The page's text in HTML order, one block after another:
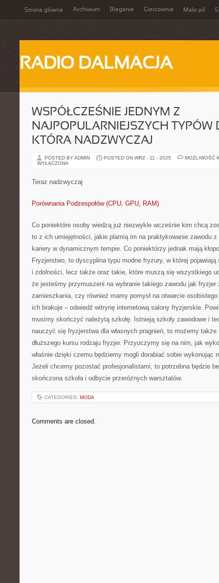
Strona główna Archiwum Bieganie Giercownia Mało pił
RADIO DALMACJA
WSPÓŁCZEŚNIE JEDNYM Z
NAJPOPULARNIEJSZYCH TYPÓW
KTÓRA NADZWYCZAJ
POSTED BY ADMIN POSTED ON WRZ - 11 - 2025
MOŻLIWOŚĆ
WYŁĄCZONA
Teraz nadzwyczaj
Porównania Podzespołów (CPU, GPU, RAM)
Co poniektóre osoby wiedzą już niezwykle wcześnie kim chcą
to z ich umiejętności, jakie plamią im na praktykowanie zawodu
kariery w dynamicznym tempie. Co poniektórzy jednak mają
Fryzjerstwo, to dyscyplina typu modne fryzury, w której
i zdolności, lecz także oraz takie, które muszą się wszystkiego
że jesteśmy przymuszeni na wybranie takiego zawodu jak fryzjer
zamieszkania, czy również mamy pomysł na otwarcie
ich brakuje – odwiedź witrynę internetową salony fryzjerskie.
musimy skończyć należytą szkołę. Istnieją szkoły zawodowe i
nauczyć się fryzjerstwa dla własnych pragnień, to możemy
dłuższego kursu rodzaju fryzjer. Przyuczymy się na nim, jak
właśnie dzięki czemu będziemy mogli dorabiać sobie wykonując
Jeżeli chcemy pozostać profesjonalistami, to potrzebna będzie
skończona szkoła i odbycie przeróżnych warsztatów.
CATEGORIES: MODA
Comments are closed.